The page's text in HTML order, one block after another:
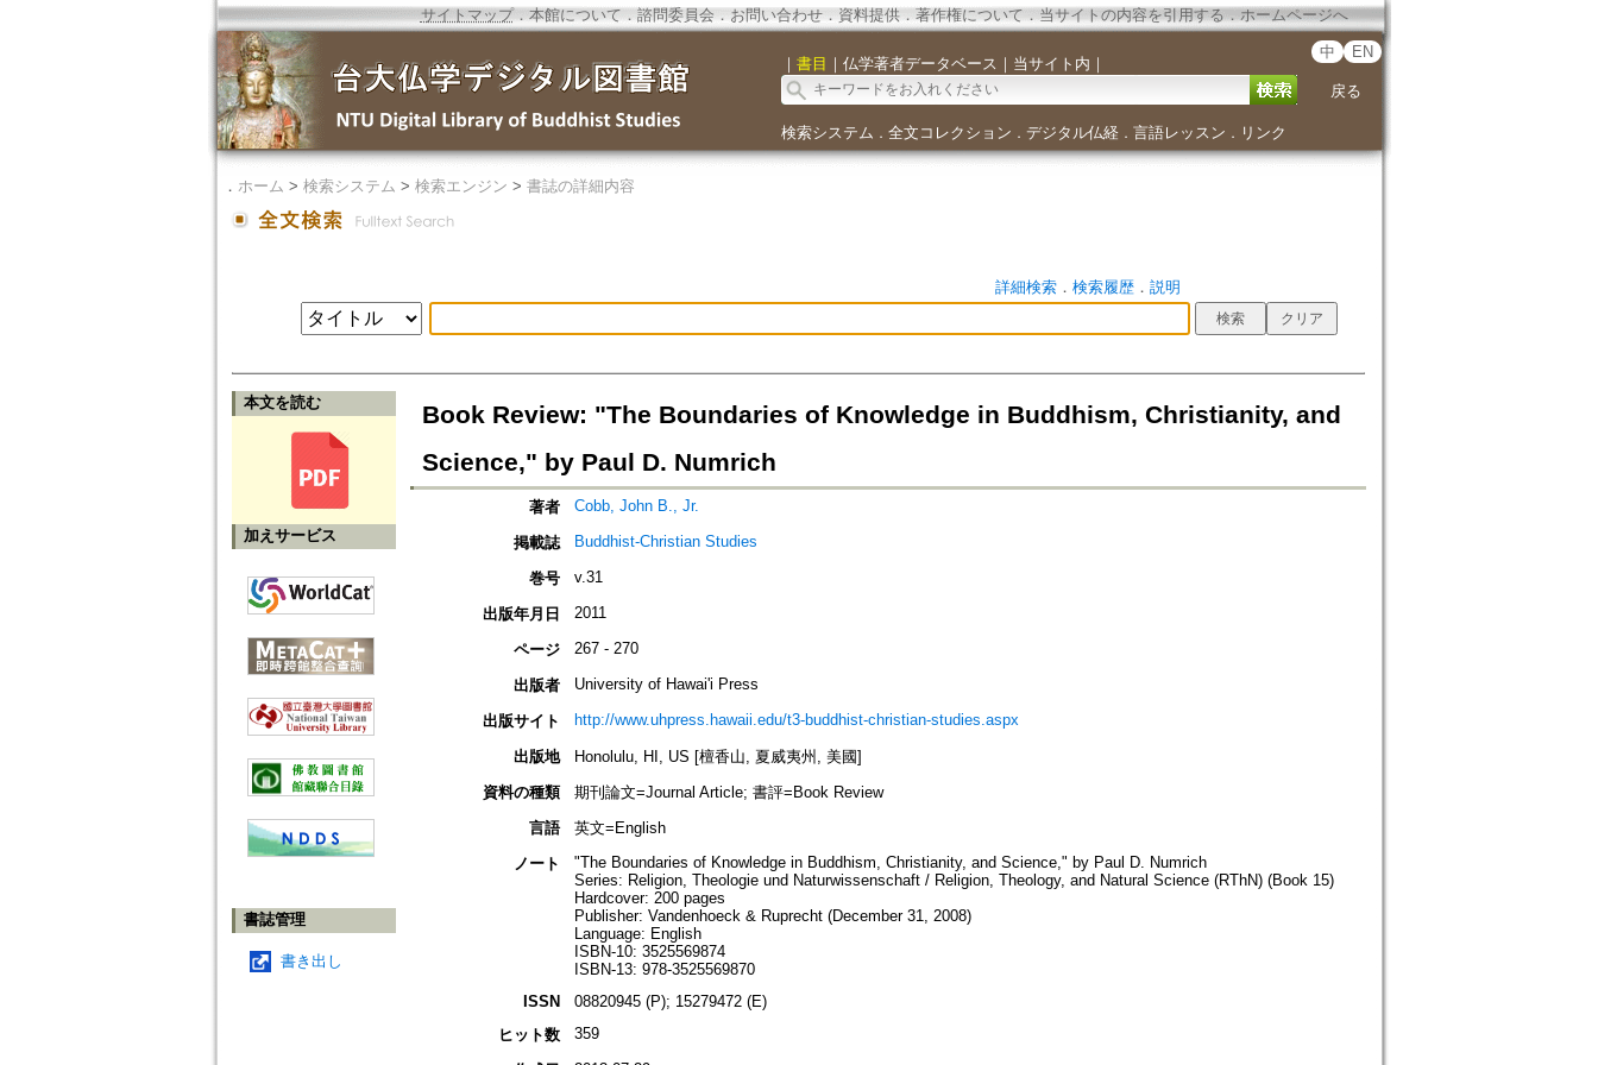
サイトマップ．本館について ． 諮問委員会． お問い合わせ． 資料提供． 著作権について．当サイトの内容を引用する ． ホームページへ
｜ 書目 ｜ 仏学著者データベース ｜ 当サイト内 ｜
中 EN
戻る
検索システム ． 全文コレクション ． デジタル仏経． 言語レッスン ． リンク
． ホーム > 検索システム > 検索エンジン > 書誌の詳細内容
詳細検索． 検索履歴． 説明
本文を読む
加えサービス
書誌管理
書き出し
Book Review: "The Boundaries of Knowledge in Buddhism, Christianity, and
Science," by Paul D. Numrich
著者 Cobb, John B., Jr.
掲載誌 Buddhist-Christian Studies
巻号 v.31
出版年月日 2011
ページ 267 - 270
出版者 University of Hawai'i Press
出版サイト http://www.uhpress.hawaii.edu/t3-buddhist-christian-studies.aspx
出版地
Honolulu, HI, US [檀香山, 夏威夷州, 美國]
資料の種類
期刊論文=Journal Article; 書評=Book Review
言語
英文=English
ノート
"The Boundaries of Knowledge in Buddhism, Christianity, and Science," by Paul D. Numrich
Series: Religion, Theologie und Naturwissenschaft / Religion, Theology, and Natural Science (RThN) (Book 15)
Hardcover: 200 pages
Publisher: Vandenhoeck & Ruprecht (December 31, 2008)
Language: English
ISBN-10: 3525569874
ISBN-13: 978-3525569870
ISSN
08820945 (P); 15279472 (E)
ヒット数
359